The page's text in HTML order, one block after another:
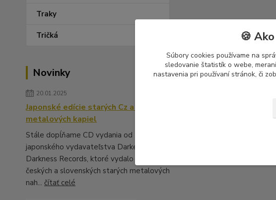
Traky
Tričká
Novinky
20.01.2025
Japonské edície starých Cz a Sk
metalových kapiel
Stále dopĺňame CD vydania od
japonského vydavateľstva Darker Than
Darkness Records, ktoré vydalo množstvo
českých a slovenských starých metalových
nah... čítať celé
🍪
Súbory cookies používame na
sledovanie štatistík o webe,
nastavenia pri používaní stránok, či